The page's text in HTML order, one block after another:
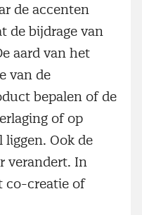
de accenten
de bijdrage van
aard van het
van de
bepalen of de
of op
Ook de
verandert. In
co-creatie of